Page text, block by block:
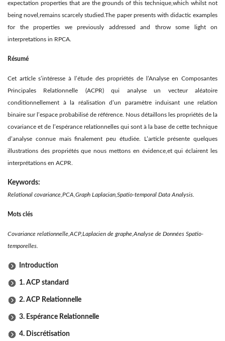
expectation properties that are the grounds of this technique,which whilst not
being novel,remains scarcely studied.The paper presents with didactic examples
for the properties we previously addressed and throw some light on
interpretations in RPCA.
Résumé
Cet article s’intéresse à l’étude des propriétés de l’Analyse en Composantes
Principales Relationnelle (ACPR) qui analyse un vecteur aléatoire
conditionnellement à la réalisation d’un paramètre induisant une relation
binaire sur l’espace probabilisé de référence. Nous détaillons les propriétés de la
covariance et de l’espérance relationnelles qui sont à la base de cette technique
d’analyse connue mais finalement peu étudiée. L’article présente quelques
illustrations des propriétés que nous mettons en évidence,et qui éclairent les
interprétations en ACPR.
Keywords:
Relational covariance,PCA,Graph Laplacian,Spatio-temporal Data Analysis.
Mots clés
Covariance relationnelle,ACP,Laplacien de graphe,Analyse de Données Spatio-
temporelles.
Introduction
1. ACP standard
2. ACP Relationnelle
3. Espérance Relationnelle
4. Discrétisation